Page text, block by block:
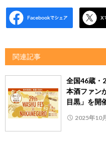
関連記事
全国46蔵・
本酒ファン
目黒」を開
2025年10